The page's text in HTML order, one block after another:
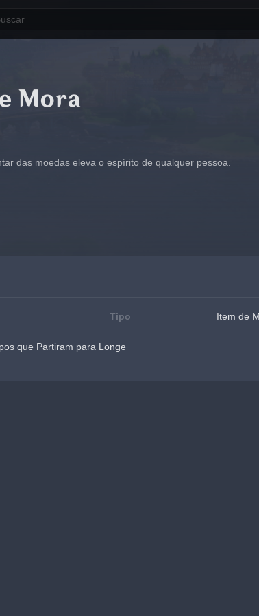
Mora
das moedas eleva o espírito de qualquer pessoa.
Tipo Item de
que Partiram para Longe